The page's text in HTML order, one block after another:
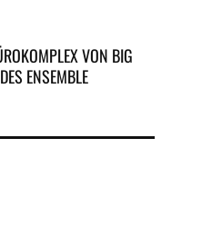
VON BIG
ENSEMBLE